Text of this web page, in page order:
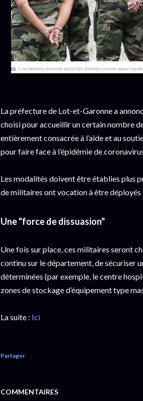
La préfecture de Lot-et-Garonne a
choisi pour accueillir un certain nombre
entièrement consacrée à l’aide et au
pour faire face à l’épidémie de
Les modalités doivent être établies plus
de militaires ont vocation à être
Une "force de dissuasion"
Une fois sur place, ces militaires seront
continu sur le département, de sécuriser
déterminées (par exemple, le centre
zones de stockage d’équipement type
La suite : Ici
Partager
COMMENTAIRES